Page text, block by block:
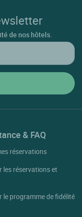
de nos hôtels.
& FAQ
réservations
les réservations et
le programme de fidélité